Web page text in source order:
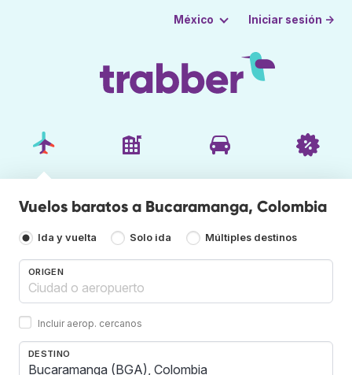
México Iniciar sesión →
Vuelos baratos a Bucaramanga, Colombia
Ida y vuelta Solo ida Múltiples destinos
ORIGEN
Incluir aerop. cercanos
DESTINO